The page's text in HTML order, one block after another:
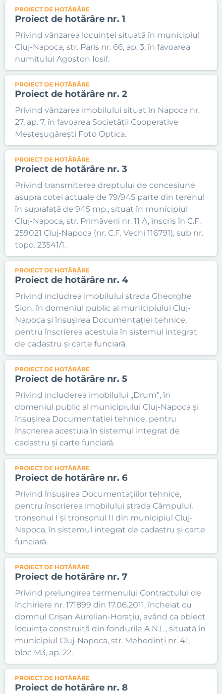
PROIECT DE HOTĂRÂRE
Proiect de hotărâre nr. 1
Privind vânzarea locuinței situată în municipiul
Cluj-Napoca, str. Paris nr. 66, ap. 3, în favoarea
numitului Agoston Iosif.
PROIECT DE HOTĂRÂRE
Proiect de hotărâre nr. 2
Privind vânzarea imobilului situat în Napoca nr.
27, ap. 7, în favoarea Societății Cooperative
Meșteșugărești Foto Optica.
PROIECT DE HOTĂRÂRE
Proiect de hotărâre nr. 3
Privind transmiterea dreptului de concesiune
asupra cotei actuale de 79/945 parte din terenul
în suprafață de 945 mp., situat în municipiul
Cluj-Napoca, str. Primăverii nr. 11 A, înscris în C.F.
259021 Cluj-Napoca (nr. C.F. Vechi 116791), sub nr.
topo. 23541/1.
PROIECT DE HOTĂRÂRE
Proiect de hotărâre nr. 4
Privind includrea imobilului strada Gheorghe
Sion, în domeniul public al municipiului Cluj-
Napoca și însușirea Documentației tehnice,
pentru înscrierea acestuia în sistemul integrat
de cadastru și carte funciară.
PROIECT DE HOTĂRÂRE
Proiect de hotărâre nr. 5
Privind includerea imobilului „Drum”, în
domeniul public al municipiului Cluj-Napoca și
însușirea Documentației tehnice, pentru
înscrierea acestuia în sistemul integrat de
cadastru și carte funciară.
PROIECT DE HOTĂRÂRE
Proiect de hotărâre nr. 6
Privind însușirea Documentațiilor tehnice,
pentru înscrierea imobilului strada Câmpului,
tronsonul I și tronsonul II din municipiul Cluj-
Napoca, în sistemul integrat de cadastru și carte
funciară.
PROIECT DE HOTĂRÂRE
Proiect de hotărâre nr. 7
Privind prelungirea termenului Contractului de
închiriere nr. 171899 din 17.06.2011, încheiat cu
domnul Crișan Aurelian-Horațiu, având ca obiect
locuința construită din fondurile A.N.L., situată în
municipiul Cluj-Napoca, str. Mehedinți nr. 41,
bloc M3, ap. 22.
PROIECT DE HOTĂRÂRE
Proiect de hotărâre nr. 8